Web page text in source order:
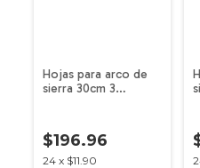
Hojas para arco de
sierra 30cm 3
$196.96
24 x $11.90